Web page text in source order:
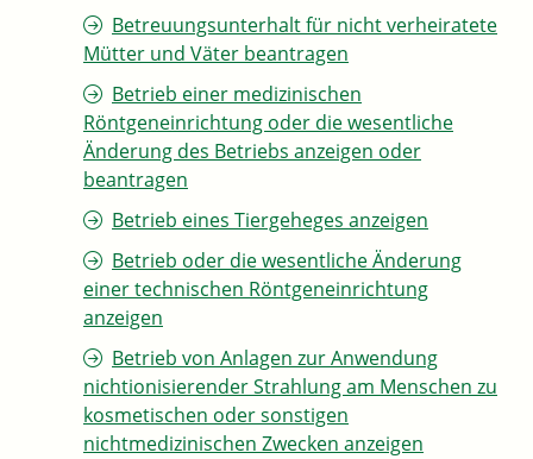
Betreuungsunterhalt für nicht verheiratete
Mütter und Väter beantragen
Betrieb einer medizinischen
Röntgeneinrichtung oder die wesentliche
Änderung des Betriebs anzeigen oder
beantragen
Betrieb eines Tiergeheges anzeigen
Betrieb oder die wesentliche Änderung
einer technischen Röntgeneinrichtung
anzeigen
Betrieb von Anlagen zur Anwendung
nichtionisierender Strahlung am Menschen zu
kosmetischen oder sonstigen
nichtmedizinischen Zwecken anzeigen